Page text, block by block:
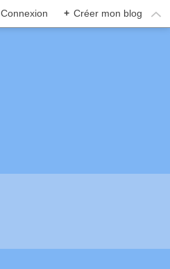
Connexion + Créer mon blog